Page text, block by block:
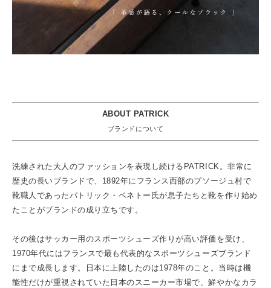
ABOUT PATRICK
ブランドについて
洗練された大人のファッションを表現し続けるPATRICK。非常に
歴史の長いブランドで、1892年にフランス西部のプソージュ村で
靴職人であったパトリック・ベネトー氏が息子たちと靴を作り始め
たことがブランドの成り立ちです。
その後はサッカー用のスポーツシューズ作りが高い評価を受け、
1970年代にはフランスで最も代表的なスポーツシューズブランド
にまで成長します。日本に上陸したのは1978年のこと。当時は機
能性だけが重視されていた日本のスニーカー市場で、鮮やかなカラ